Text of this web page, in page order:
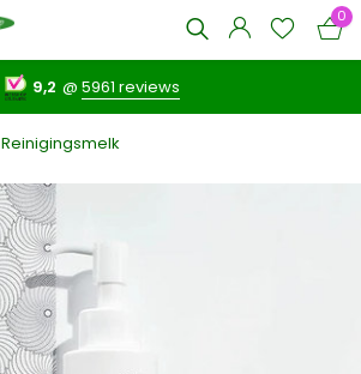
0
9,2 @5961 reviews
Reinigingsmelk